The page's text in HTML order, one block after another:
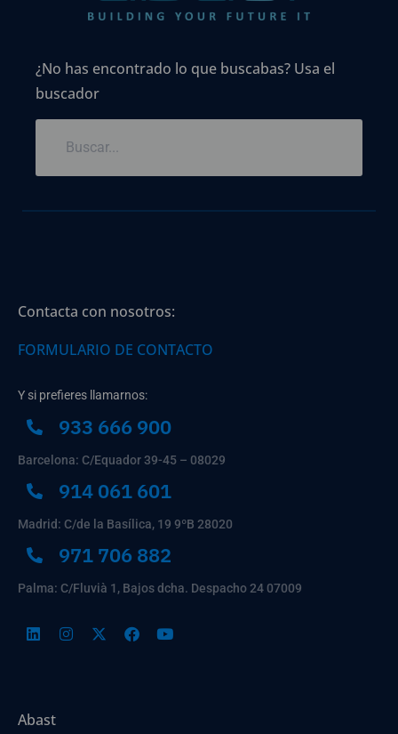
¿No has encontrado lo que buscabas? Usa el
buscador
Contacta con nosotros:
FORMULARIO DE CONTACTO
Y si prefieres llamarnos:
933 666 900
Barcelona: C/Equador 39-45 – 08029
914 061 601
Madrid: C/de la Basílica, 19 9ºB 28020
971 706 882
Palma: C/Fluvià 1, Bajos dcha. Despacho 24 07009
Abast